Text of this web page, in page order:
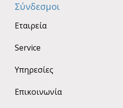
Σύνδεσμοι
Εταιρεία
Service
Υπηρεσίες
Επικοινωνία